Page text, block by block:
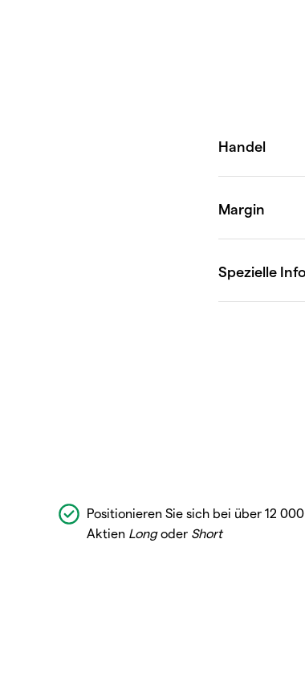
Positionieren Sie sich bei über 12 000
Aktien Longoder Short